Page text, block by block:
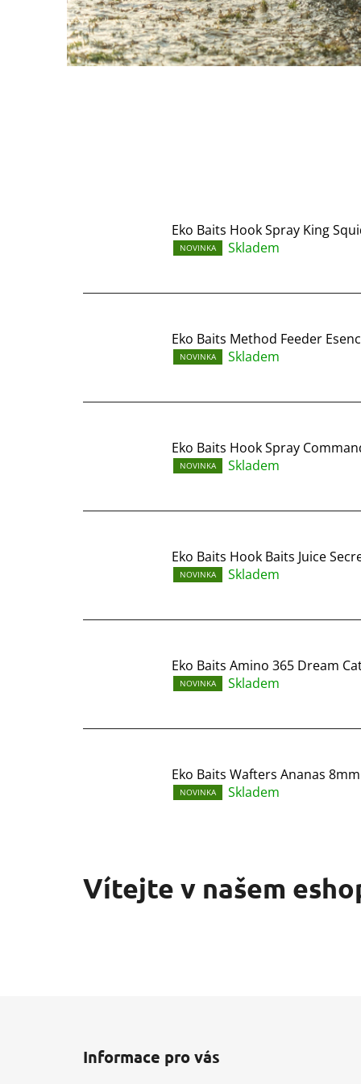
A
l
Eko Baits Hook Spray King
NOVINKA Skladem
Eko Baits Method Feeder
NOVINKA Skladem
Eko Baits Hook Spray
NOVINKA Skladem
Eko Baits Hook Baits Juice
NOVINKA Skladem
Eko Baits Amino 365 Dream
NOVINKA Skladem
Eko Baits Wafters Ananas 8mm
NOVINKA Skladem
Vítejte v našem
Informace pro vás